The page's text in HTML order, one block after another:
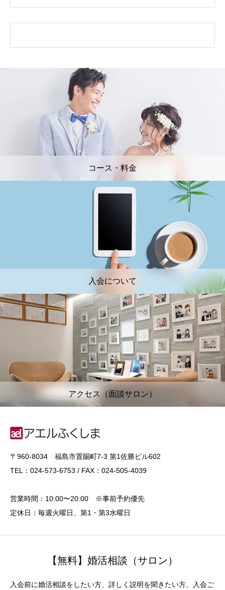
コース・料金
入会について
アクセス（面談サロン）
〒960-8034 福島市置賜町7-3 第1佐勝ビル602
TEL：024-573-6753 / FAX：024-505-4039
営業時間：10:00〜20:00 ※事前予約優先
定休日：毎週火曜日、第1・第3水曜日
【無料】婚活相談（サロン）
入会前に婚活相談をしたい方、詳しく説明を聞きたい方、入会ご